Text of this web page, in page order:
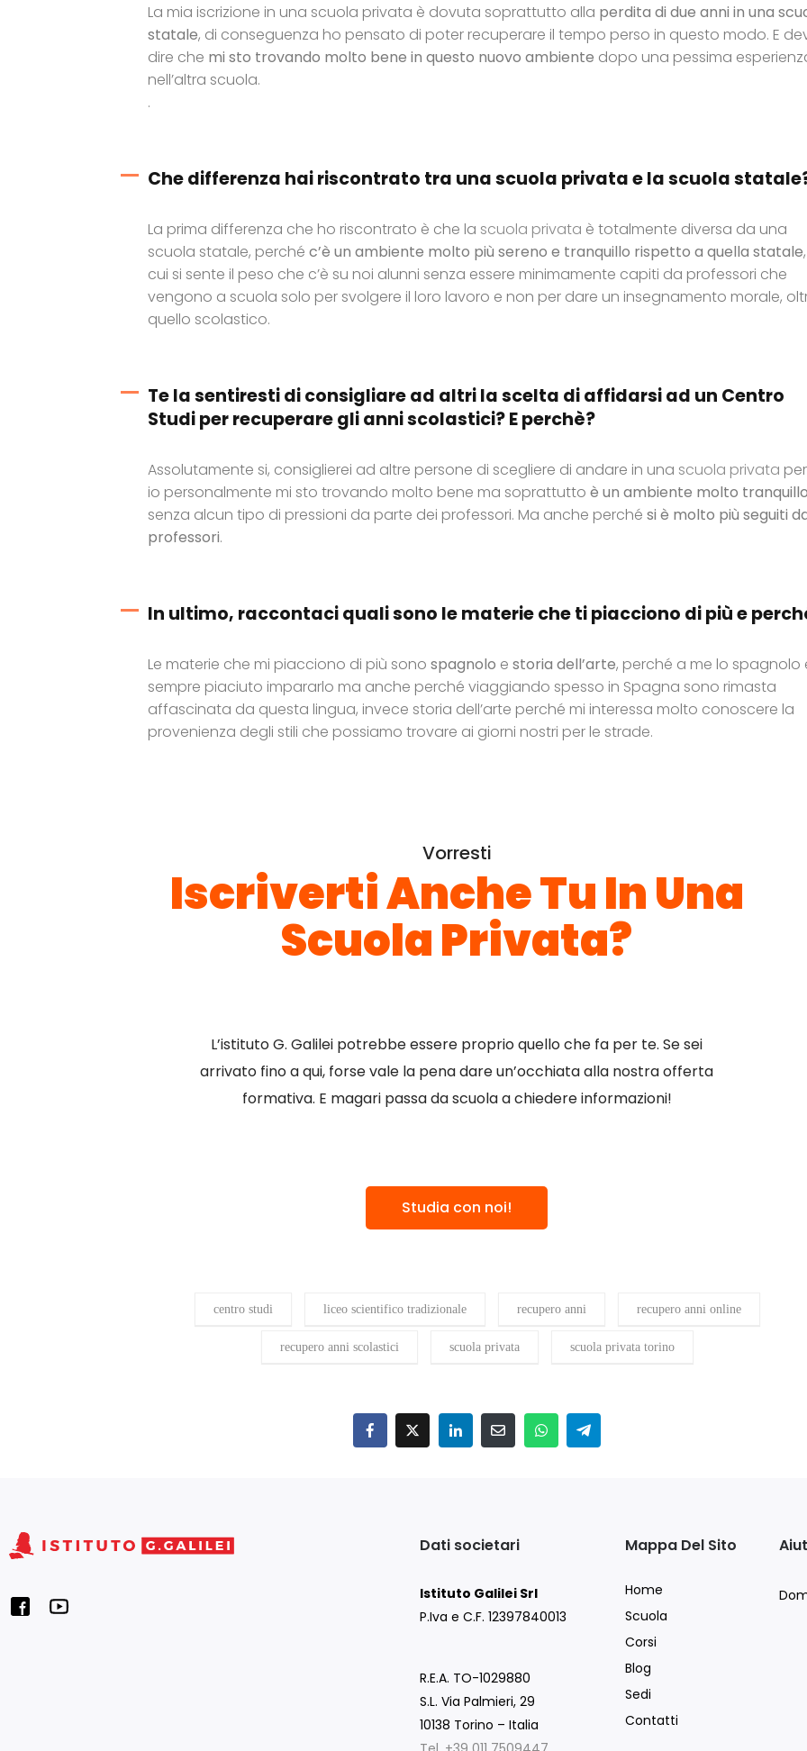
La mia iscrizione in una scuola privata è dovuta soprattutto alla perdita di due anni in una
statale, di conseguenza ho pensato di poter recuperare il tempo perso in questo modo. E
dire che mi sto trovando molto bene in questo nuovo ambiente dopo una pessima
nell’altra scuola.
.
Che differenza hai riscontrato tra una scuola privata e la scuola
La prima differenza che ho riscontrato è che la scuola privata è totalmente diversa da una
scuola statale, perché c’è un ambiente molto più sereno e tranquillo rispetto a quella statale
cui si sente il peso che c’è su noi alunni senza essere minimamente capiti da professori che
vengono a scuola solo per svolgere il loro lavoro e non per dare un insegnamento morale,
quello scolastico.
Te la sentiresti di consigliare ad altri la scelta di affidarsi ad un Centro
Studi per recuperare gli anni scolastici? E perchè?
Assolutamente si, consiglierei ad altre persone di scegliere di andare in una scuola privata
io personalmente mi sto trovando molto bene ma soprattutto è un ambiente molto tranquillo
senza alcun tipo di pressioni da parte dei professori. Ma anche perché si è molto più seguiti
professori.
In ultimo, raccontaci quali sono le materie che ti piacciono di più e
Le materie che mi piacciono di più sono spagnolo e storia dell’arte, perché a me lo spagnolo
sempre piaciuto impararlo ma anche perché viaggiando spesso in Spagna sono rimasta
affascinata da questa lingua, invece storia dell’arte perché mi interessa molto conoscere la
provenienza degli stili che possiamo trovare ai giorni nostri per le strade.
Vorresti
Iscriverti Anche Tu In Una
Scuola Privata?
L’istituto G. Galilei potrebbe essere proprio quello che fa per te. Se sei
arrivato fino a qui, forse vale la pena dare un’occhiata alla nostra offerta
formativa. E magari passa da scuola a chiedere informazioni!
Studia con noi!
centro studi liceo scientifico tradizionale recupero anni recupero anni online
recupero anni scolastici scuola privata scuola privata torino
Dati societari
Istituto Galilei Srl
P.Iva e C.F. 12397840013
R.E.A. TO-1029880
S.L. Via Palmieri, 29
10138 Torino – Italia
Mappa Del Sito
Home
Scuola
Corsi
Blog
Sedi
Contatti